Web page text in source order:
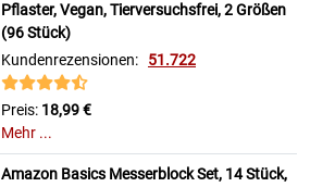
Pflaster, Vegan, Tierversuchsfrei, 2 Größen
(96 Stück)
Kundenrezensionen: 51.722
Preis: 18,99 €
Mehr ...
Amazon Basics Messerblock Set, 14 Stück,